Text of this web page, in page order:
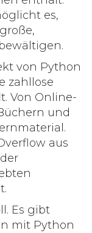
es,
von Python
zahllose
Von Online-
und
aus
Es gibt
mit Python